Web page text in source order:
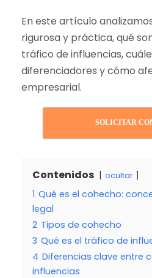
En este artículo
rigurosa y práctica, qué
tráfico de influencias,
diferenciadores y cómo
empresarial.
SOLICITAR
Contenidos ocultar
1 Qué es el cohecho:
legal
2 Tipos de cohecho
3 Qué es el tráfico de
4 Diferencias clave entre
influencias